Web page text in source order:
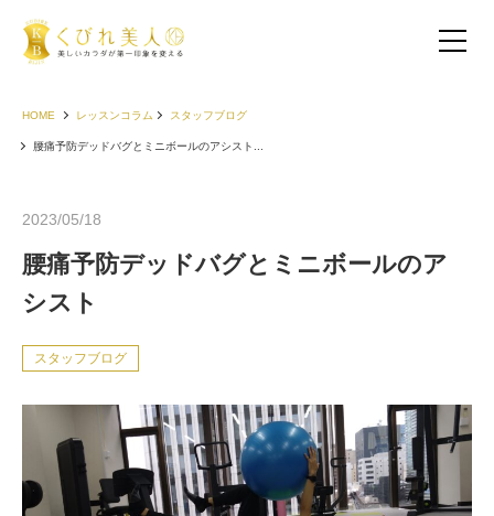
お客様の声（40代）
お客様の声（50代以上）
HOME レッスンコラム スタッフブログ
腰痛予防デッドバグとミニボールのアシスト...
2023/05/18
腰痛予防デッドバグとミニボールのア
シスト
スタッフブログ